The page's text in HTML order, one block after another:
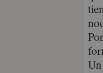
Un